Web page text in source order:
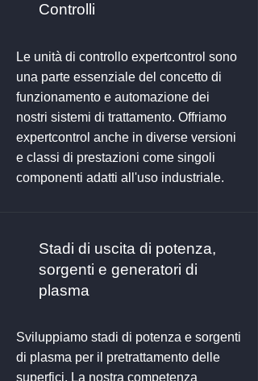
Controlli
Le unità di controllo expertcontrol sono
una parte essenziale del concetto di
funzionamento e automazione dei
nostri sistemi di trattamento. Offriamo
expertcontrol anche in diverse versioni
e classi di prestazioni come singoli
componenti adatti all'uso industriale.
Stadi di uscita di potenza,
sorgenti e generatori di
plasma
Sviluppiamo stadi di potenza e sorgenti
di plasma per il pretrattamento delle
superfici. La nostra competenza